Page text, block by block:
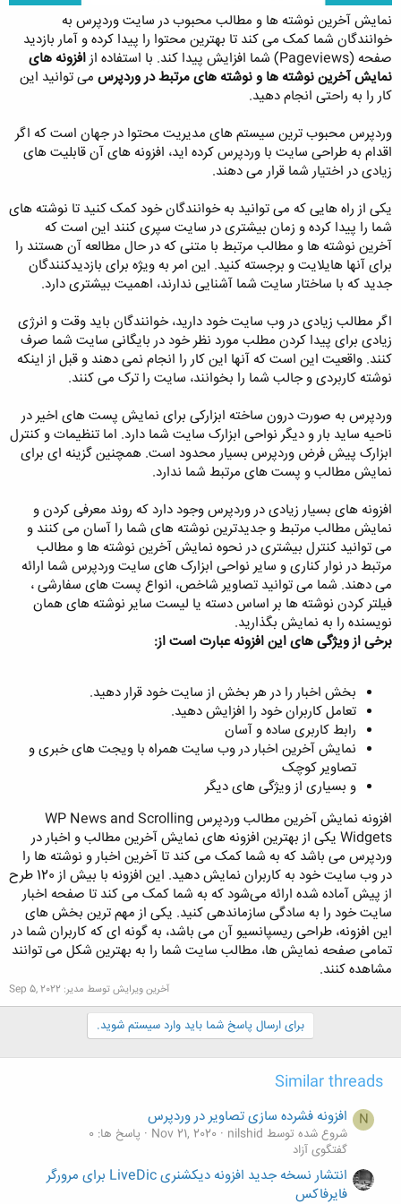
نمایش آخرین نوشته ها و مطالب محبوب در سایت وردپرس به
خوانندگان شما کمک می کند تا بهترین محتوا را پیدا کرده و آمار بازدید
صفحه (Pageviews) شما افزایش پیدا کند. با استفاده از
افزونه های
نمایش آخرین نوشته ها و نوشته های مرتبط در وردپرس می توانید این
کار را به راحتی انجام دهید.
وردپرس محبوب ترین سیستم های مدیریت محتوا در جهان است که اگر
اقدام به طراحی سایت با وردپرس کرده اید، افزونه های آن قابلیت های
زیادی در اختیار شما قرار می دهند.
یکی از راه هایی که می توانید به خوانندگان خود کمک کنید تا نوشته های
شما را پیدا کرده و زمان بیشتری در سایت سپری کنند این است که
آخرین نوشته ها و مطالب مرتبط با متنی که در حال مطالعه آن هستند را
برای آنها هایلایت و برجسته کنید. این امر به ویژه برای بازدیدکنندگان
جدید که با ساختار سایت شما آشنایی ندارند، اهمیت بیشتری دارد.
اگر مطالب زیادی در وب سایت خود دارید، خوانندگان باید وقت و انرژی
زیادی برای پیدا کردن مطلب مورد نظر خود در بایگانی سایت شما صرف
کنند. واقعیت این است که آنها این کار را انجام نمی دهند و قبل از اینکه
نوشته کاربردی و جالب شما را بخوانند، سایت را ترک می کنند.
وردپرس به صورت درون ساخته ابزارکی برای نمایش پست های اخیر در
ناحیه ساید بار و دیگر نواحی ابزارک سایت شما دارد. اما تنظیمات و کنترل
ابزارک پیش فرض وردپرس بسیار محدود است. همچنین گزینه ای برای
نمایش مطالب و پست های مرتبط شما ندارد.
افزونه های بسیار زیادی در وردپرس وجود دارد که روند معرفی کردن و
نمایش مطالب مرتبط و جدیدترین نوشته های شما را آسان می کنند و
می توانید کنترل بیشتری در نحوه نمایش آخرین نوشته ها و مطالب
مرتبط در نوار کناری و سایر نواحی ابزارک های سایت وردپرس شما ارائه
می دهند. شما می توانید تصاویر شاخص، انواع پست های سفارشی ،
فیلتر کردن نوشته ها بر اساس دسته یا لیست سایر نوشته های همان
نویسنده را به نمایش بگذارید.
برخی از ویژگی های این افزونه عبارت است از:
بخش اخبار را در هر بخش از سایت خود قرار دهید.
تعامل کاربران خود را افزایش دهید.
رابط کاربری ساده و آسان
نمایش آخرین اخبار در وب سایت همراه با ویجت های خبری و
تصاویر کوچک
و بسیاری از ویژگی های دیگر
افزونه نمایش آخرین مطالب وردپرس WP News and Scrolling
Widgets یکی از بهترین افزونه های نمایش آخرین مطالب و اخبار در
وردپرس می باشد که به شما کمک می کند تا آخرین اخبار و نوشته ها را
در وب سایت خود به کاربران نمایش دهید. این افزونه با بیش از 120 طرح
از پیش آماده شده ارائه می‌شود که به شما کمک می کند تا صفحه اخبار
سایت خود را به سادگی سازماندهی کنید. یکی از مهم ترین بخش های
این افزونه، طراحی ریسپانسیو آن می باشد، به گونه ای که کاربران شما در
تمامی صفحه نمایش ها، مطالب سایت شما را به بهترین شکل می توانند
مشاهده کنند.
آخرین ویرایش توسط مدیر: Sep 5, 2022
برای ارسال پاسخ شما باید وارد سیستم شوید.
Similar threads
N افزونه فشرده سازی تصاویر در وردپرس
شروع شده توسط nilshid Nov 21, 2020
پاسخ ها: 0
گفتگوی آزاد
انتشار نسخه جدید افزونه دیکشنری LiveDic برای مرورگر
فایرفاکس